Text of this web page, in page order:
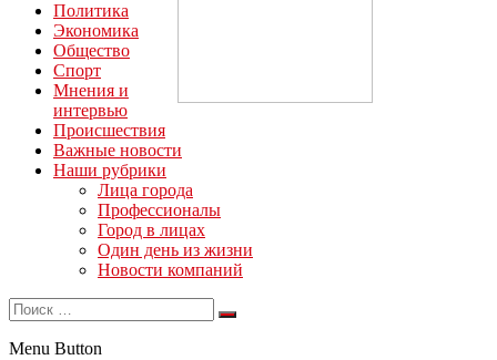
Политика
Экономика
Общество
Спорт
Мнения и
интервью
Происшествия
Важные новости
Наши рубрики
Лица города
Профессионалы
Город в лицах
Один день из жизни
Новости компаний
Menu Button